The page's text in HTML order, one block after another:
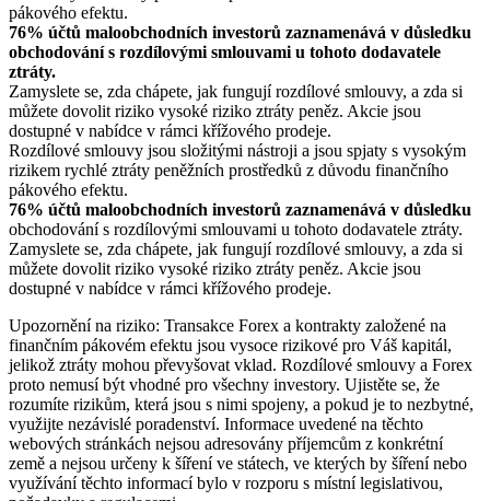
pákového efektu.
76% účtů maloobchodních investorů zaznamenává v důsledku
obchodování s rozdílovými smlouvami u tohoto dodavatele
ztráty.
Zamyslete se, zda chápete, jak fungují rozdílové smlouvy, a zda si
můžete dovolit riziko vysoké riziko ztráty peněz. Akcie jsou
dostupné v nabídce v rámci křížového prodeje.
Rozdílové smlouvy jsou složitými nástroji a jsou spjaty s vysokým
rizikem rychlé ztráty peněžních prostředků z důvodu finančního
pákového efektu.
76% účtů maloobchodních investorů zaznamenává v důsledku
obchodování s rozdílovými smlouvami u tohoto dodavatele ztráty.
Zamyslete se, zda chápete, jak fungují rozdílové smlouvy, a zda si
můžete dovolit riziko vysoké riziko ztráty peněz. Akcie jsou
dostupné v nabídce v rámci křížového prodeje.
Upozornění na riziko: Transakce Forex a kontrakty založené na
finančním pákovém efektu jsou vysoce rizikové pro Váš kapitál,
jelikož ztráty mohou převyšovat vklad. Rozdílové smlouvy a Forex
proto nemusí být vhodné pro všechny investory. Ujistěte se, že
rozumíte rizikům, která jsou s nimi spojeny, a pokud je to nezbytné,
využijte nezávislé poradenství. Informace uvedené na těchto
webových stránkách nejsou adresovány příjemcům z konkrétní
země a nejsou určeny k šíření ve státech, ve kterých by šíření nebo
využívání těchto informací bylo v rozporu s místní legislativou,